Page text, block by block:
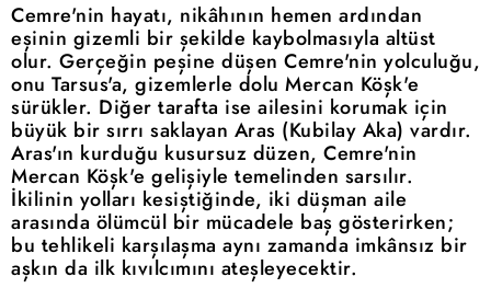
Cemre'nin hayatı, nikâhının hemen ardından
eşinin gizemli bir şekilde kaybolmasıyla altüst
olur. Gerçeğin peşine düşen Cemre'nin yolculuğu,
onu Tarsus'a, gizemlerle dolu Mercan Köşk'e
sürükler. Diğer tarafta ise ailesini korumak için
büyük bir sırrı saklayan Aras (Kubilay Aka) vardır.
Aras'ın kurduğu kusursuz düzen, Cemre'nin
Mercan Köşk'e gelişiyle temelinden sarsılır.
İkilinin yolları kesiştiğinde, iki düşman aile
arasında ölümcül bir mücadele baş gösterirken;
bu tehlikeli karşılaşma aynı zamanda imkânsız bir
aşkın da ilk kıvılcımını ateşleyecektir.